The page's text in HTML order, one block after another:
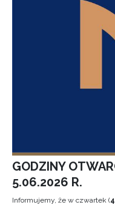
GODZINY
5.06.2026 R.
Informujemy, że w czwartek (